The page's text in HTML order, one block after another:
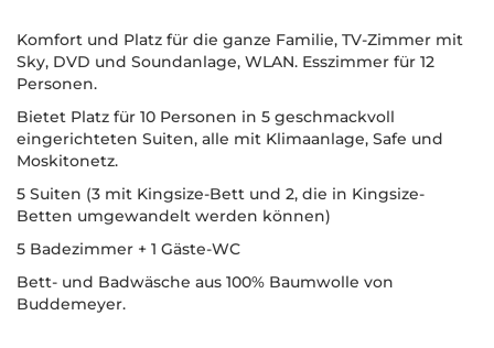
Komfort und Platz für die ganze Familie, TV-Zimmer mit
Sky, DVD und Soundanlage, WLAN. Esszimmer für 12
Personen.
Bietet Platz für 10 Personen in 5 geschmackvoll
eingerichteten Suiten, alle mit Klimaanlage, Safe und
Moskitonetz.
5 Suiten (3 mit Kingsize-Bett und 2, die in Kingsize-
Betten umgewandelt werden können)
5 Badezimmer + 1 Gäste-WC
Bett- und Badwäsche aus 100% Baumwolle von
Buddemeyer.